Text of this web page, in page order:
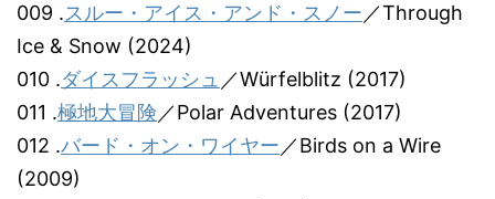
009 .スルー・アイス・アンド・スノー ／Through
Ice & Snow (2024)
010 .ダイスフラッシュ ／Würfelblitz (2017)
011 .極地大冒険 ／Polar Adventures (2017)
012 .バード・オン・ワイヤー ／Birds on a Wire
(2009)